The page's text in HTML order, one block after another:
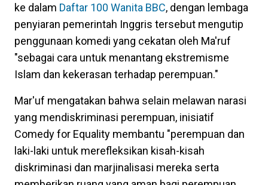
ke dalam Daftar 100 Wanita BBC, dengan lembaga
penyiaran pemerintah Inggris tersebut mengutip
penggunaan komedi yang cekatan oleh Ma'ruf
"sebagai cara untuk menantang ekstremisme
Islam dan kekerasan terhadap perempuan."
Mar'uf mengatakan bahwa selain melawan narasi
yang mendiskriminasi perempuan, inisiatif
Comedy for Equality membantu "perempuan dan
laki-laki untuk merefleksikan kisah-kisah
diskriminasi dan marjinalisasi mereka serta